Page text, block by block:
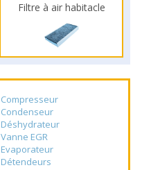
Filtre à air habitacle
Compresseur
Condenseur
Déshydrateur
Vanne EGR
Evaporateur
Détendeurs